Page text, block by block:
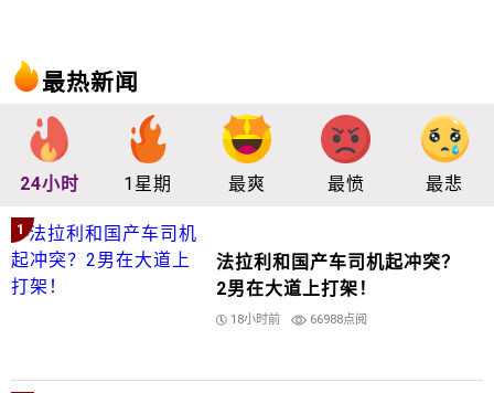
最热新闻
24小时 1星期 最爽 最愤 最悲
1
法拉利和国产车司机起冲突？
2男在大道上打架！
18小时前 66988点阅